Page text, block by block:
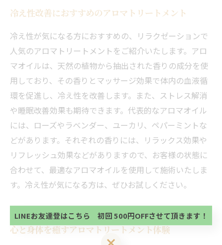
冷え性改善におすすめのアロマトリートメント
冷え性が気になる方におすすめの、リラクゼーションで
人気のアロマトリートメントをご紹介いたします。アロ
マオイルは、天然の植物から抽出された香りの成分を使
用しており、その香りとマッサージ効果で体内の血液循
環を促進し、冷え性を改善します。また、ストレス解消
や睡眠改善効果も期待できます。代表的なアロマオイル
には、ローズやラベンダー、ユーカリ、ペパーミントな
どがあります。それぞれの香りには、リラックス効果や
リフレッシュ効果などがありますので、お客様の状態に
合わせて、最適なアロマオイルを使用して施術いたしま
す。冷え性が気になる方は、ぜひお試しください。
心と身体を癒すアロマトリートメント体験
初回 500円OFFさせて頂きます。 既に 追加済の
方、不必要な方 お手数ですが、✖印でお閉じ下さ
い。
LINEお友達登はこちら 初回 500円OFFさせて頂きます！
当サロンの公式LINE@にお友達登録頂いたお客様は
方、不必要な方 お手数ですが、✖印でお閉じ下さ
LINEお友達登はこちら 初回 500円OFFさせて頂きます！